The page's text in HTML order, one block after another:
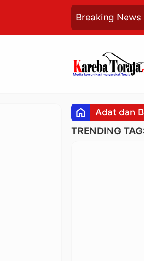
Breaking News
home Adat dan
TRENDING